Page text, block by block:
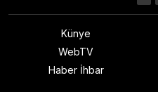
Künye
WebTV
Haber İhbar